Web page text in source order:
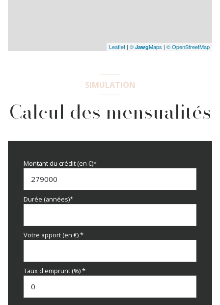
Leaflet | © JawgMaps | © OpenStreetMap
SIMULATION
Calcul des mensualités
Montant du crédit (en €)*
Durée (années)*
Votre apport (en €) *
Taux d'emprunt (%) *